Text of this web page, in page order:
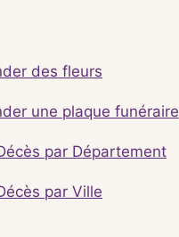
des fleurs
une plaque funéraire
par Département
par Ville